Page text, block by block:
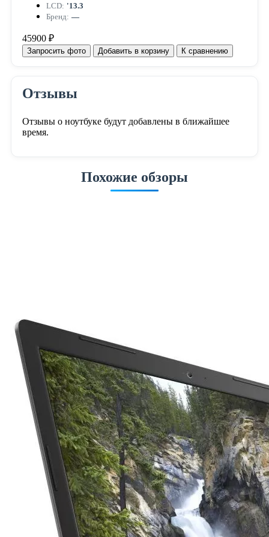
LCD: '13.3
Бренд: —
45900 ₽
Запросить фото Добавить в корзину К сравнению
Отзывы
Отзывы о ноутбуке будут добавлены в ближайшее
время.
Похожие обзоры